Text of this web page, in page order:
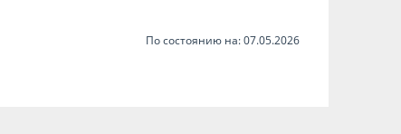
По состоянию на: 07.05.2026